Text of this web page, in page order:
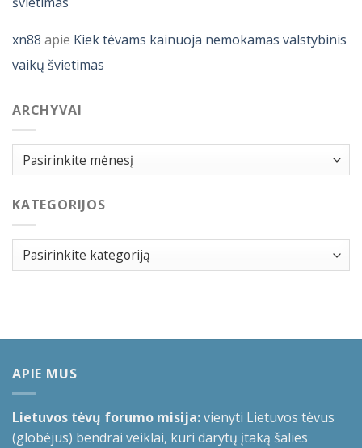
xn88 apie Kiek tėvams kainuoja nemokamas valstybinis
vaikų švietimas
ARCHYVAI
Archyvai
KATEGORIJOS
Kategorijos
APIE MUS
Lietuvos tėvų forumo misija:vienyti Lietuvos tėvus
(globėjus) bendrai veiklai, kuri darytų įtaką šalies